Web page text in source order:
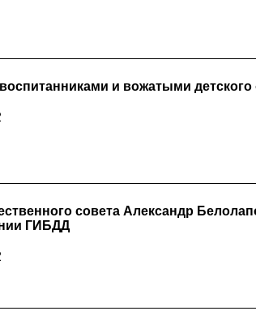
и вожатыми детского
совета Александр
ГИБДД